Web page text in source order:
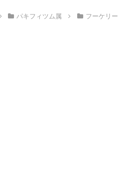
パキフィツム属 フーケリー